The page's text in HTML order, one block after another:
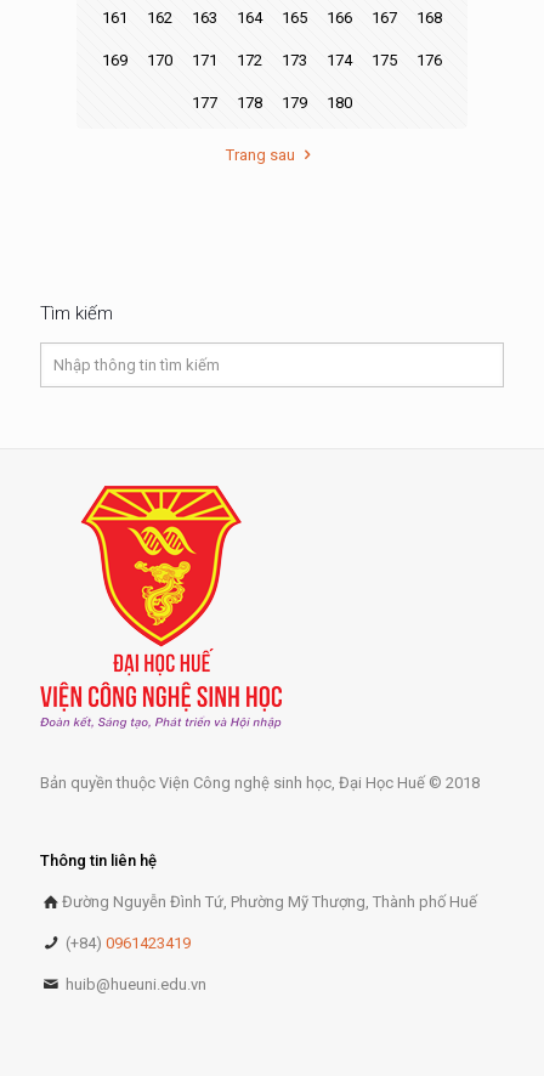
161 162 163 164 165 166 167 168
169 170 171 172 173 174 175 176
177 178 179 180
Trang sau
Tìm kiếm
Bản quyền thuộc Viện Công nghệ sinh học, Đại Học Huế © 2018
Thông tin liên hệ
Đường Nguyễn Đình Tứ, Phường Mỹ Thượng, Thành phố Huế
(+84)0961423419
huib@hueuni.edu.vn